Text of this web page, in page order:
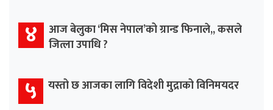
४ आज बेलुका ‘मिस नेपाल’को ग्रान्ड फिनाले,, कसले
जित्ला उपाधि ?
५ यस्तो छ आजका लागि विदेशी मुद्राको विनिमयदर